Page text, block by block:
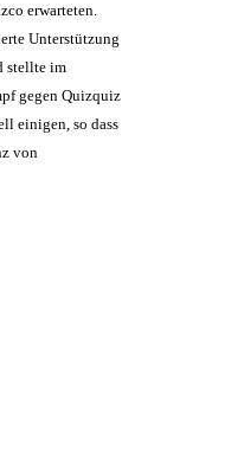
erwarteten.
Unterstützung
stellte im
gegen Quizquiz
einigen, so dass
von